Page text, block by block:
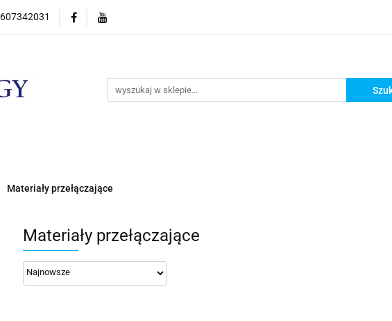
607342031
Materiały przełączające
Materiały przełączające